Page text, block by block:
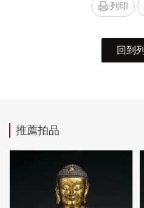
列印
回到
推薦拍品